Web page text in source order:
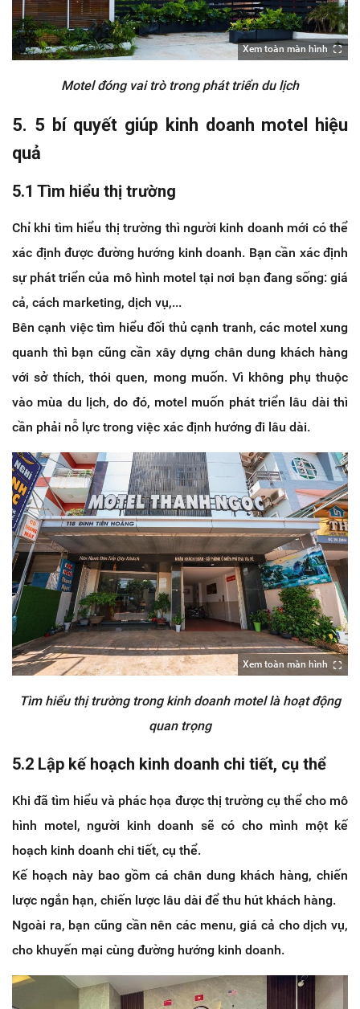
Xem toàn màn hình
Motel đóng vai trò trong phát triển du lịch
5. 5 bí quyết giúp kinh doanh motel hiệu
quả
5.1 Tìm hiểu thị trường
Chỉ khi tìm hiểu thị trường thì người kinh doanh mới có thể
xác định được đường hướng kinh doanh. Bạn cần xác định
sự phát triển của mô hình motel tại nơi bạn đang sống: giá
cả, cách marketing, dịch vụ,...
Bên cạnh việc tìm hiểu đối thủ cạnh tranh, các motel xung
quanh thì bạn cũng cần xây dựng chân dung khách hàng
với sở thích, thói quen, mong muốn. Vì không phụ thuộc
vào mùa du lịch, do đó, motel muốn phát triển lâu dài thì
cần phải nỗ lực trong việc xác định hướng đi lâu dài.
Xem toàn màn hình
Tìm hiểu thị trường trong kinh doanh motel là hoạt động
quan trọng
5.2 Lập kế hoạch kinh doanh chi tiết, cụ thể
Khi đã tìm hiểu và phác họa được thị trường cụ thể cho mô
hình motel, người kinh doanh sẽ có cho mình một kế
hoạch kinh doanh chi tiết, cụ thể.
Kế hoạch này bao gồm cá chân dung khách hàng, chiến
lược ngắn hạn, chiến lược lâu dài để thu hút khách hàng.
Ngoài ra, bạn cũng cần nên các menu, giá cả cho dịch vụ,
cho khuyến mại cùng đường hướng kinh doanh.